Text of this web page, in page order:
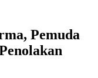
Pemuda